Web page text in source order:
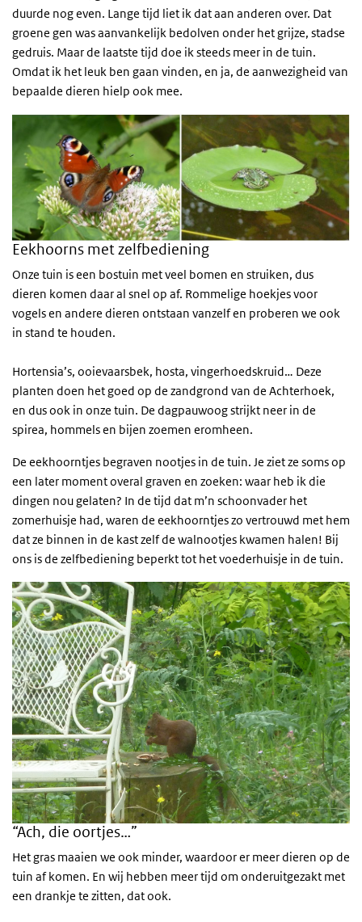
duurde nog even. Lange tijd liet ik dat aan anderen over. Dat
groene gen was aanvankelijk bedolven onder het grijze, stadse
gedruis. Maar de laatste tijd doe ik steeds meer in de tuin.
Omdat ik het leuk ben gaan vinden, en ja, de aanwezigheid van
bepaalde dieren hielp ook mee.
Eekhoorns met zelfbediening
Onze tuin is een bostuin met veel bomen en struiken, dus
dieren komen daar al snel op af. Rommelige hoekjes voor
vogels en andere dieren ontstaan vanzelf en proberen we ook
in stand te houden.
Hortensia’s, ooievaarsbek, hosta, vingerhoedskruid… Deze
planten doen het goed op de zandgrond van de Achterhoek,
en dus ook in onze tuin. De dagpauwoog strijkt neer in de
spirea, hommels en bijen zoemen eromheen.
De eekhoorntjes begraven nootjes in de tuin. Je ziet ze soms op
een later moment overal graven en zoeken: waar heb ik die
dingen nou gelaten? In de tijd dat m’n schoonvader het
zomerhuisje had, waren de eekhoorntjes zo vertrouwd met hem
dat ze binnen in de kast zelf de walnootjes kwamen halen! Bij
ons is de zelfbediening beperkt tot het voederhuisje in de tuin.
“Ach, die oortjes…”
Het gras maaien we ook minder, waardoor er meer dieren op de
tuin af komen. En wij hebben meer tijd om onderuitgezakt met
een drankje te zitten, dat ook.